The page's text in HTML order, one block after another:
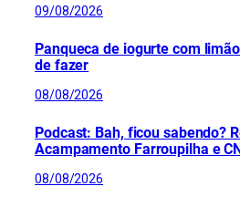
09/08/2026
Panqueca de iogurte com
de fazer
08/08/2026
Podcast: Bah, ficou sabendo?
Acampamento Farroupilha e
08/08/2026